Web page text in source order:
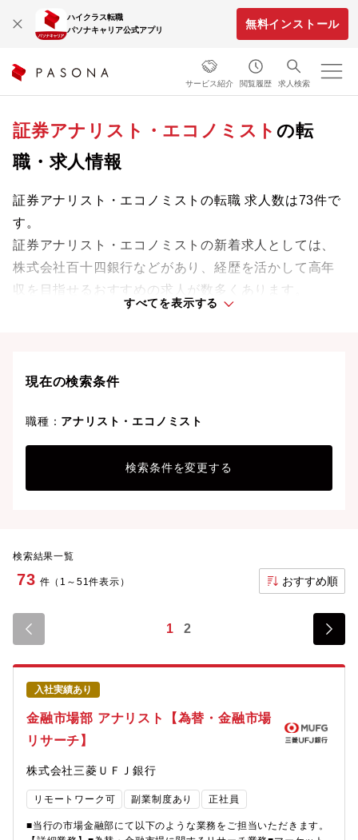
ハイクラス転職
パソナキャリア公式アプリ
無料インストール
サービス紹介 閲覧履歴 求人検索
証券アナリスト・エコノミストの転
職・求人情報
証券アナリスト・エコノミストの転職 求人数は73件で
す。
証券アナリスト・エコノミストの新着求人としては、
株式会社百十四銀行などがあり、経歴を活かして高年
収を目指せるおすすめの求人が数多くあります。
専門知識やスキルを最大限に発揮しながら、あなたの
ことも可能です。
すべてを表示する
現在の検索条件
職種： アナリスト・エコノミスト
検索条件を変更する
検索結果一覧
73 件（1～51件表示） おすすめ順
1 2
入社実績あり
金融市場部 アナリスト【為替・金融市場
リサーチ】
株式会社三菱ＵＦＪ銀行
リモートワーク可 副業制度あり 正社員
■当行の市場金融部にて以下のような業務をご担当いただきます。